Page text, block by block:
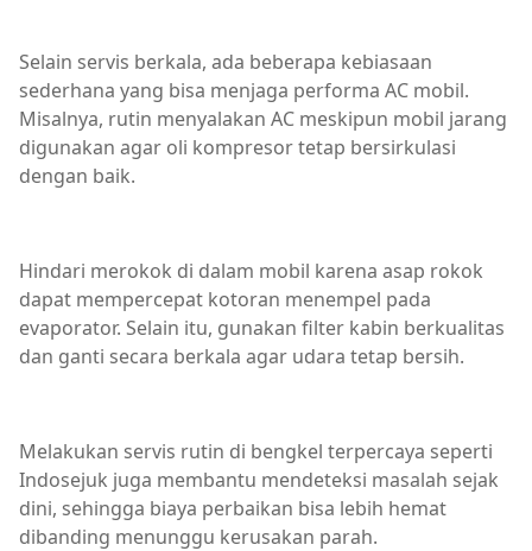
Selain servis berkala, ada beberapa kebiasaan
sederhana yang bisa menjaga performa AC mobil.
Misalnya, rutin menyalakan AC meskipun mobil jarang
digunakan agar oli kompresor tetap bersirkulasi
dengan baik.
Hindari merokok di dalam mobil karena asap rokok
dapat mempercepat kotoran menempel pada
evaporator. Selain itu, gunakan filter kabin berkualitas
dan ganti secara berkala agar udara tetap bersih.
Melakukan servis rutin di bengkel terpercaya seperti
Indosejuk juga membantu mendeteksi masalah sejak
dini, sehingga biaya perbaikan bisa lebih hemat
dibanding menunggu kerusakan parah.